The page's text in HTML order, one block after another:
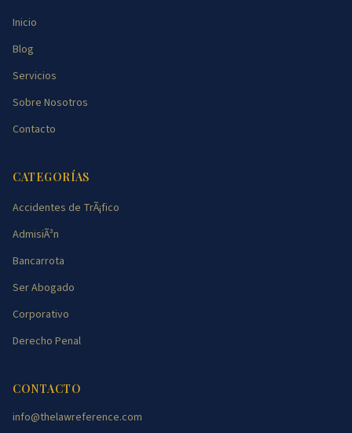
Inicio
Blog
Servicios
Sobre Nosotros
Contacto
CATEGORÍAS
Accidentes de TrÃ¡fico
AdmisiÃ³n
Bancarrota
Ser Abogado
Corporativo
Derecho Penal
CONTACTO
info@thelawreference.com